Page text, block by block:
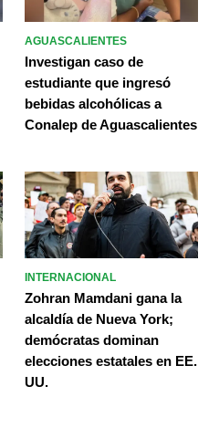
AGUASCALIENTES
Investigan caso de
estudiante que ingresó
bebidas alcohólicas a
Conalep de Aguascalientes
INTERNACIONAL
Zohran Mamdani gana la
alcaldía de Nueva York;
demócratas dominan
elecciones estatales en EE.
UU.